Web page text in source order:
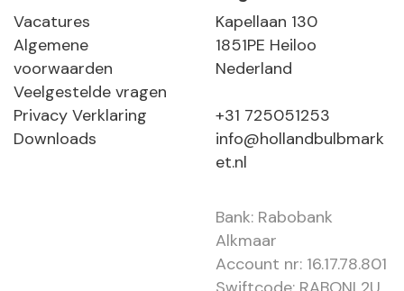
Vacatures
Algemene
voorwaarden
Veelgestelde vragen
Privacy Verklaring
Downloads
Kapellaan 130
1851PE Heiloo
Nederland
+31 725051253
info@hollandbulbmark
et.nl
Bank: Rabobank
Alkmaar
Account nr: 16.17.78.801